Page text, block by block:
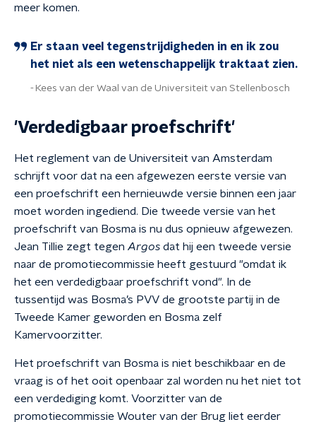
meer komen.
Er staan veel tegenstrijdigheden in en ik zou
het niet als een wetenschappelijk traktaat zien.
Kees van der Waal van de Universiteit van Stellenbosch
'Verdedigbaar proefschrift'
Het reglement van de Universiteit van Amsterdam
schrijft voor dat na een afgewezen eerste versie van
een proefschrift een hernieuwde versie binnen een jaar
moet worden ingediend. Die tweede versie van het
proefschrift van Bosma is nu dus opnieuw afgewezen.
Jean Tillie zegt tegen Argos dat hij een tweede versie
naar de promotiecommissie heeft gestuurd "omdat ik
het een verdedigbaar proefschrift vond". In de
tussentijd was Bosma’s PVV de grootste partij in de
Tweede Kamer geworden en Bosma zelf
Kamervoorzitter.
Het proefschrift van Bosma is niet beschikbaar en de
vraag is of het ooit openbaar zal worden nu het niet tot
een verdediging komt. Voorzitter van de
promotiecommissie Wouter van der Brug liet eerder